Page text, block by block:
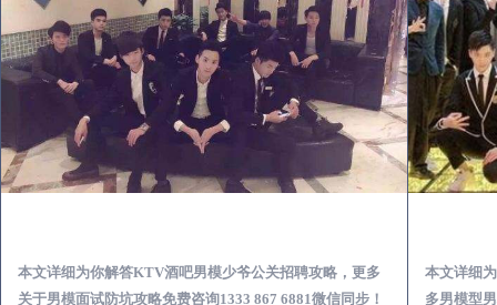
本文详细为你解答KTV酒吧男模少爷公关招聘攻略，更多
关于男模面试防坑攻略免费咨询1333 867 6881微信同步！
本文详细
多男模型